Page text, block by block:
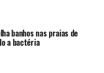
banhos nas praias de
a bactéria